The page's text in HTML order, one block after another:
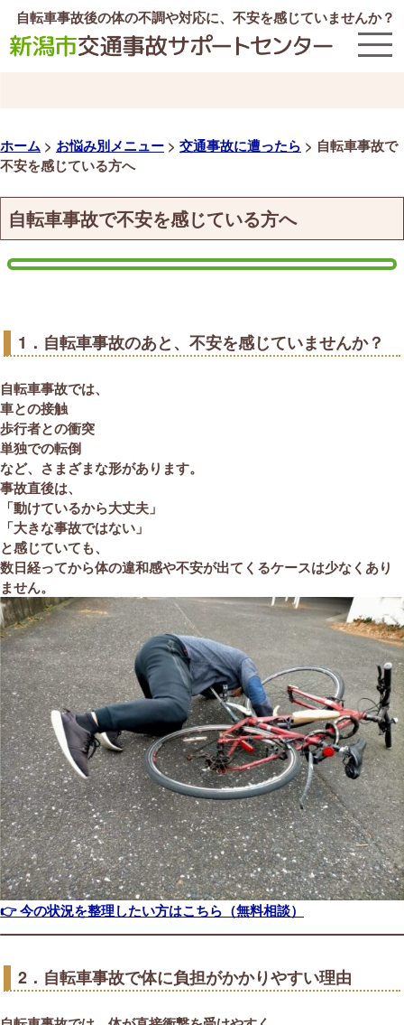
自転車事故後の体の不調や対応に、不安を感じていませんか？
ホーム > お悩み別メニュー > 交通事故に遭ったら > 自転車事故で
不安を感じている方へ
自転車事故で不安を感じている方へ
1．自転車事故のあと、不安を感じていませんか？
自転車事故では、
車との接触
歩行者との衝突
単独での転倒
など、さまざまな形があります。
事故直後は、
「動けているから大丈夫」
「大きな事故ではない」
と感じていても、
数日経ってから体の違和感や不安が出てくるケースは少なくあり
ません。
👉 今の状況を整理したい方はこちら（無料相談）
2．自転車事故で体に負担がかかりやすい理由